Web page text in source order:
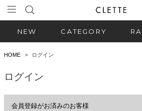
NEW CATEGORY
HOME ログイン
ログイン
会員登録がお済みのお客様